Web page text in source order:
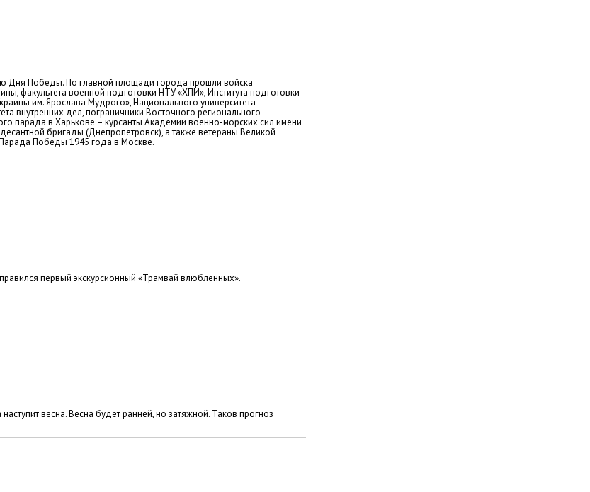
Дня Победы. По главной площади города прошли войска
факультета военной подготовки НТУ «ХПИ», Института подготовки
им. Ярослава Мудрого», Национального университета
внутренних дел, пограничники Восточного регионального
парада в Харькове – курсанты Академии военно-морских сил имени
бригады (Днепропетровск), а также ветераны Великой
Победы 1945 года в Москве.
первый экскурсионный «Трамвай влюбленных».
весна. Весна будет ранней, но затяжной. Таков прогноз